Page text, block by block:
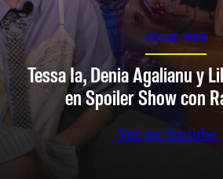
SPOILER SHOW
Tessa Ia, Denia Agalianu y
en Spoiler Show con
Ver en Youtube